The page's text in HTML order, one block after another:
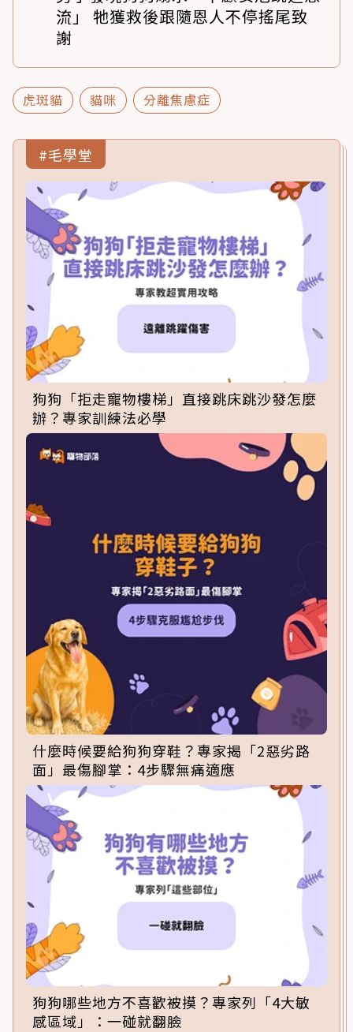
流」 牠獲救後跟隨恩人不停搖尾致
謝
虎斑貓 貓咪 分離焦慮症
#毛學堂
狗狗「拒走寵物樓梯」直接跳床跳沙發怎麼
辦？專家訓練法必學
什麼時候要給狗狗穿鞋？專家揭「2惡劣路
面」最傷腳掌：4步驟無痛適應
狗狗哪些地方不喜歡被摸？專家列「4大敏
感區域」：一碰就翻臉